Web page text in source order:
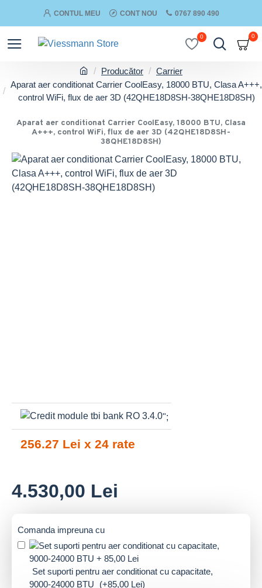
CONTUL MEU CONT NOU 0767 890 490
0 0
Producător
Carrier
Aparat aer conditionat Carrier CoolEasy, 18000 BTU, Clasa A+++,
control WiFi, flux de aer 3D (42QHE18D8SH-38QHE18D8SH)
Aparat aer conditionat Carrier CoolEasy, 18000 BTU, Clasa
A+++, control WiFi, flux de aer 3D (42QHE18D8SH-
38QHE18D8SH)
4.530,00 Lei
Comanda impreuna cu
Set suporti pentru aer conditionat cu capacitate,
9000-24000 BTU
(+85,00 Lei)
";
256.27 Lei x 24 rate